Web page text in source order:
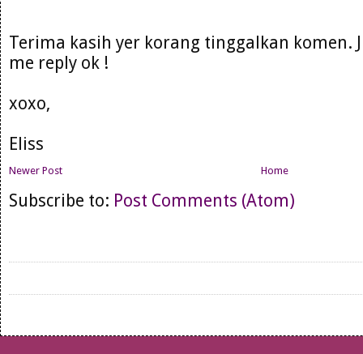
Terima kasih yer korang tinggalkan komen.
me reply ok !
xoxo,
Eliss
Newer Post Home
Subscribe to: Post Comments (Atom)